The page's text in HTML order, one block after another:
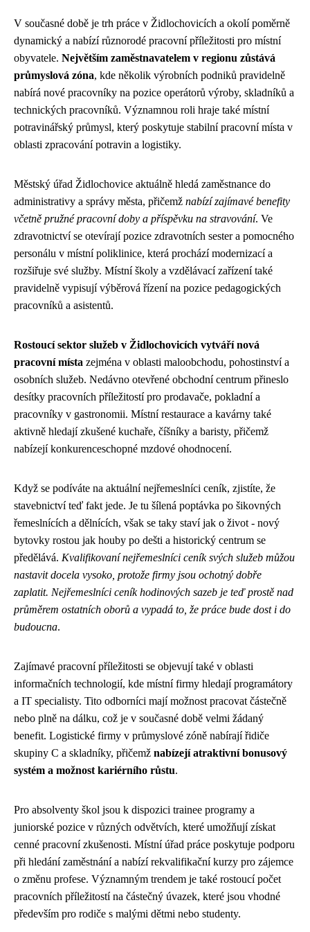
V současné době je trh práce v Židlochovicích a okolí poměrně
dynamický a nabízí různorodé pracovní příležitosti pro místní
obyvatele. Největším zaměstnavatelem v regionu zůstává
průmyslová zóna, kde několik výrobních podniků pravidelně
nabírá nové pracovníky na pozice operátorů výroby, skladníků a
technických pracovníků. Významnou roli hraje také místní
potravinářský průmysl, který poskytuje stabilní pracovní místa v
oblasti zpracování potravin a logistiky.
Městský úřad Židlochovice aktuálně hledá zaměstnance do
administrativy a správy města, přičemž nabízí zajímavé benefity
včetně pružné pracovní doby a příspěvku na stravování. Ve
zdravotnictví se otevírají pozice zdravotních sester a pomocného
personálu v místní poliklinice, která prochází modernizací a
rozšiřuje své služby. Místní školy a vzdělávací zařízení také
pravidelně vypisují výběrová řízení na pozice pedagogických
pracovníků a asistentů.
Rostoucí sektor služeb v Židlochovicích vytváří nová
pracovní místa zejména v oblasti maloobchodu, pohostinství a
osobních služeb. Nedávno otevřené obchodní centrum přineslo
desítky pracovních příležitostí pro prodavače, pokladní a
pracovníky v gastronomii. Místní restaurace a kavárny také
aktivně hledají zkušené kuchaře, číšníky a baristy, přičemž
nabízejí konkurenceschopné mzdové ohodnocení.
Když se podíváte na aktuálnínejřemeslníci ceník, zjistíte, že
stavebnictví teď fakt jede. Je tu šílená poptávka po šikovných
řemeslnících a dělnících, však se taky staví jak o život - nový
bytovky rostou jak houby po dešti a historický centrum se
předělává. Kvalifikovaní nejřemeslníci ceník svých služeb můžou
nastavit docela vysoko, protože firmy jsou ochotný dobře
zaplatit. Nejřemeslníci ceník hodinových sazeb je teď prostě nad
průměrem ostatních oborů a vypadá to, že práce bude dost i do
budoucna.
Zajímavé pracovní příležitosti se objevují také v oblasti
informačních technologií, kde místní firmy hledají programátory
a IT specialisty. Tito odborníci mají možnost pracovat částečně
nebo plně na dálku, což je v současné době velmi žádaný
benefit. Logistické firmy v průmyslové zóně nabírají řidiče
skupiny C a skladníky, přičemž nabízejí atraktivní bonusový
systém a možnost kariérního růstu.
Pro absolventy škol jsou k dispozici trainee programy a
juniorské pozice v různých odvětvích, které umožňují získat
cenné pracovní zkušenosti. Místní úřad práce poskytuje podporu
při hledání zaměstnání a nabízí rekvalifikační kurzy pro zájemce
o změnu profese. Významným trendem je také rostoucí počet
pracovních příležitostí na částečný úvazek, které jsou vhodné
především pro rodiče s malými dětmi nebo studenty.